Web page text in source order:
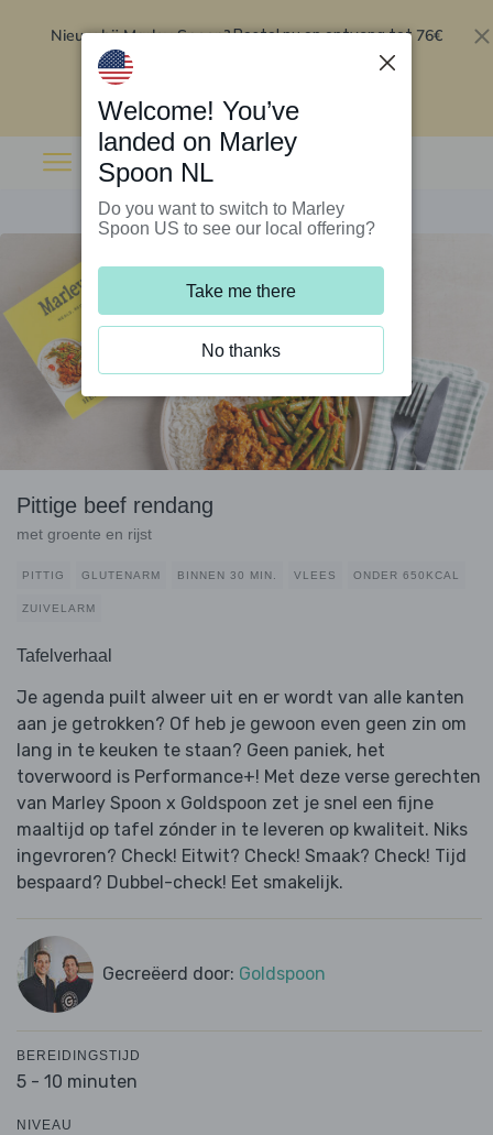
Nieuw bij Marley Spoon?Bestel nu en ontvang tot 76€
Pittige beef rendang
met groente en rijst
PITTIG GLUTENARM BINNEN 30 MIN. VLEES ONDER 650KCAL
ZUIVELARM
Tafelverhaal
Je agenda puilt alweer uit en er wordt van alle kanten
aan je getrokken? Of heb je gewoon even geen zin om
lang in te keuken te staan? Geen paniek, het
toverwoord is Performance+! Met deze verse gerechten
van Marley Spoon x Goldspoon zet je snel een fijne
maaltijd op tafel zónder in te leveren op kwaliteit. Niks
ingevroren? Check! Eitwit? Check! Smaak? Check! Tijd
bespaard? Dubbel-check! Eet smakelijk.
Gecreëerd door: Goldspoon
BEREIDINGSTIJD
5 - 10 minuten
NIVEAU
Welcome! You’ve
landed on Marley
Spoon NL
Do you want to switch to Marley
Spoon US to see our local offering?
Take me there
No thanks